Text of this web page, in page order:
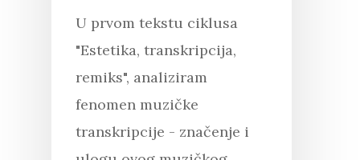
U prvom tekstu ciklusa
"Estetika, transkripcija,
remiks", analiziram
fenomen muzičke
transkripcije - značenje i